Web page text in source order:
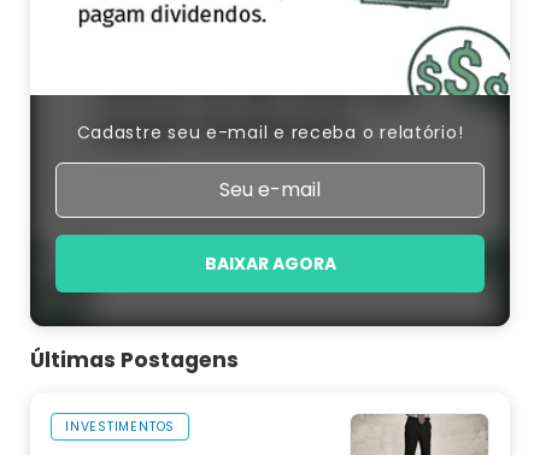
Cadastre seu e-mail e receba o relatório!
BAIXAR AGORA
Últimas Postagens
INVESTIMENTOS